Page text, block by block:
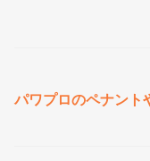
パワプロのペナント